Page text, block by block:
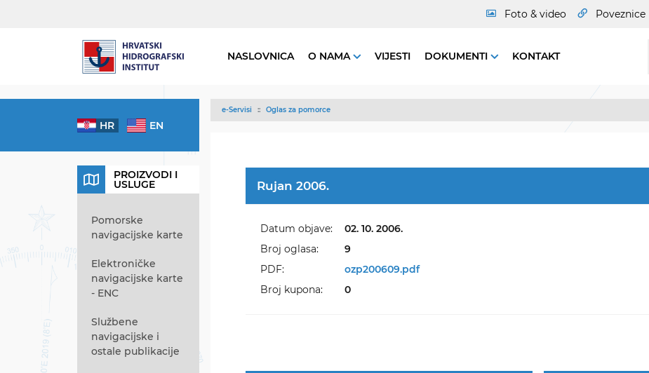
Foto & video Poveznice
NASLOVNICA O NAMA VIJESTI DOKUMENTI KONTAKT
EN
HR
PROIZVODI I
USLUGE
Pomorske
navigacijske karte
Elektroničke
navigacijske karte
- ENC
Službene
navigacijske i
ostale publikacije
e-Servisi Oglas za pomorce
Rujan 2006.
Datum objave:
02. 10. 2006.
Broj oglasa:
9
PDF:
ozp200609.pdf
Broj kupona:
0